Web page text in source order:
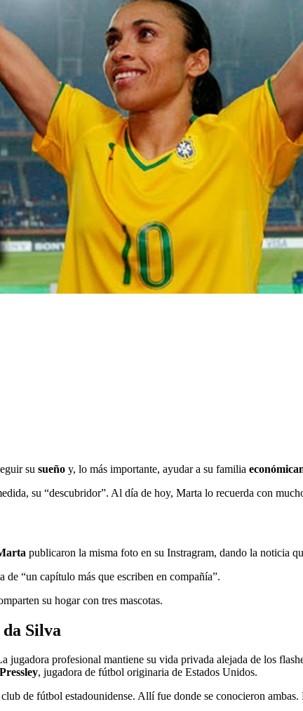
su sueño y, lo más importante, ayudar a su familia
su “descubridor”. Al día de hoy, Marta lo recuerda con
publicaron la misma foto en su Instragram, dando la noticia
“un capítulo más que escriben en compañía”.
su hogar con tres mascotas.
Silva
jugadora profesional mantiene su vida privada alejada de los
, jugadora de fútbol originaria de Estados Unidos.
de fútbol estadounidense. Allí fue donde se conocieron